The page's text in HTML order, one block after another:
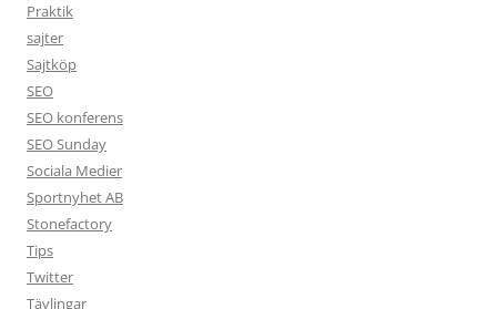
Praktik
sajter
Sajtköp
SEO
SEO konferens
SEO Sunday
Sociala Medier
Sportnyhet AB
Stonefactory
Tips
Twitter
Tävlingar